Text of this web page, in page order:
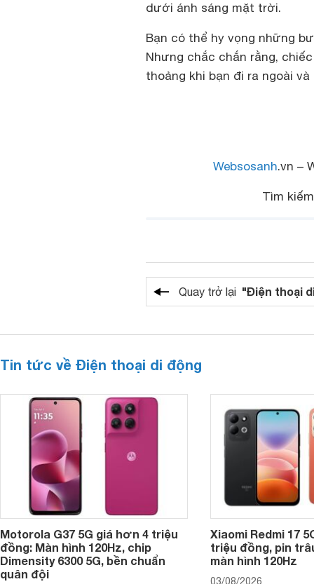
dưới ánh sáng mặt trời.
Bạn có thể hy vọng những
Nhưng chắc chắn rằng,
thoảng khi bạn đi ra ngoài
Websosanh.vn –
Tìm
Quay trở lại "Điện thoại
Tin tức về Điện thoại di động
Motorola G37 5G giá hơn 4 triệu
đồng: Màn hình 120Hz, chip
Dimensity 6300 5G, bền chuẩn
quân đội
Xiaomi Redmi 17
triệu đồng, pin
màn hình 120Hz
03/08/2026